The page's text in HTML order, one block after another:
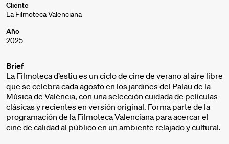
Cliente
La Filmoteca Valenciana
Año
2025
Brief
La Filmoteca d’estiu es un ciclo de cine de verano al aire libre
que se celebra cada agosto en los jardines del Palau de la
Música de València, con una selección cuidada de películas
clásicas y recientes en versión original. Forma parte de la
programación de la Filmoteca Valenciana para acercar el
cine de calidad al público en un ambiente relajado y cultural.